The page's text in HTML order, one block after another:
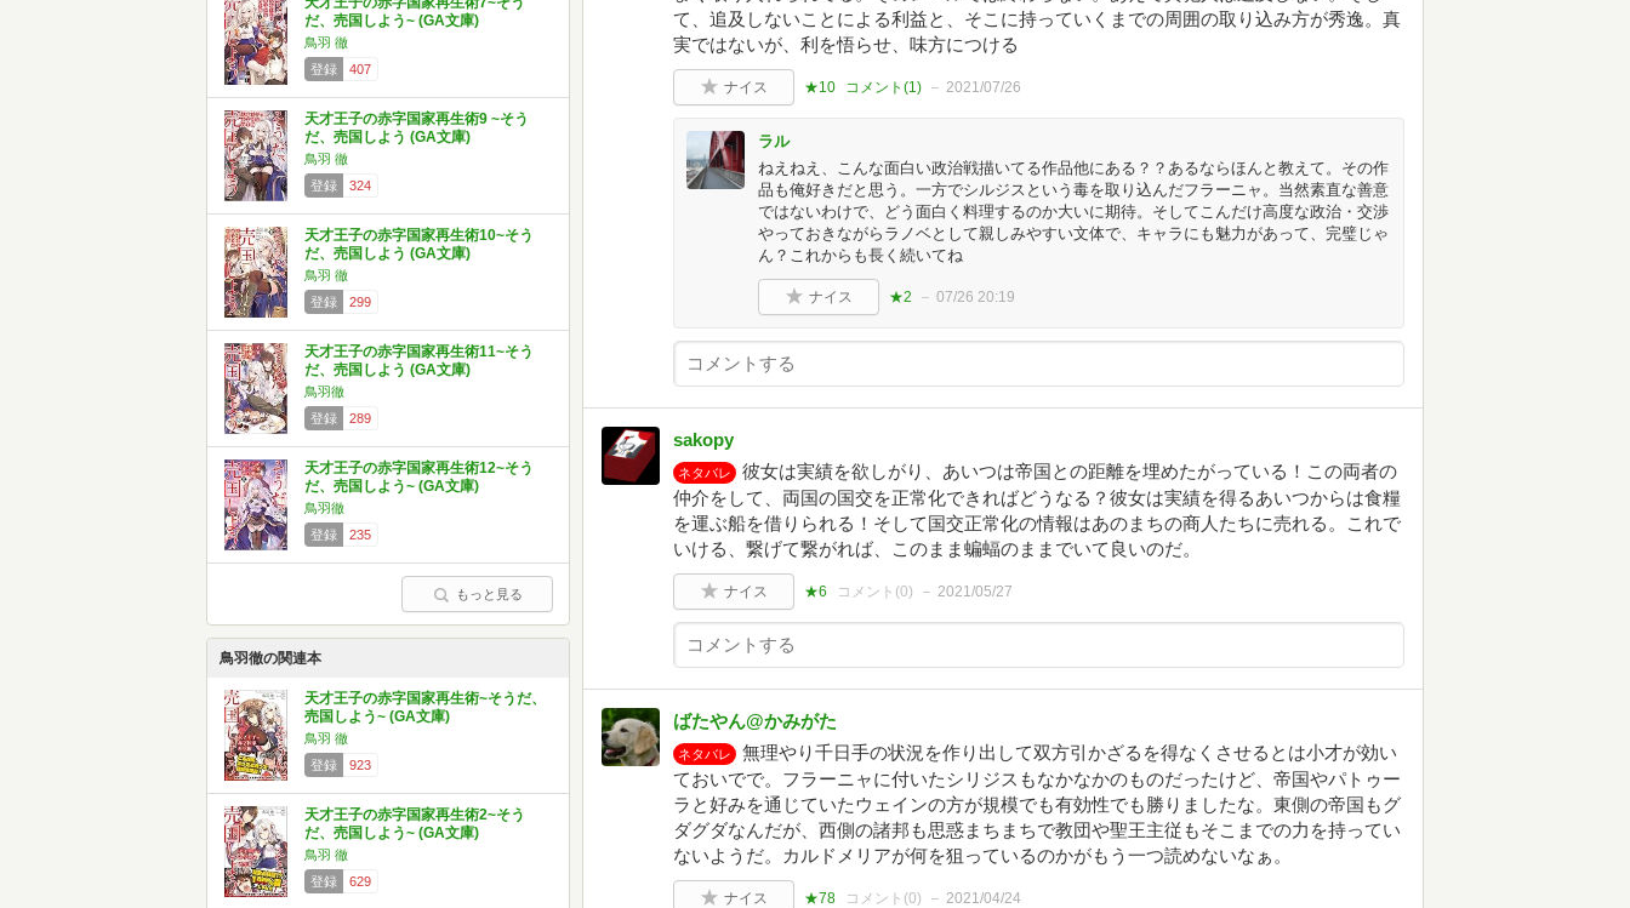
だ、売国しよう~ (GA文庫)
鳥羽 徹
登録
407
天才王子の赤字国家再生術9 ~そう
だ、売国しよう (GA文庫)
鳥羽 徹
登録
324
天才王子の赤字国家再生術10~そう
だ、売国しよう (GA文庫)
鳥羽 徹
登録
299
天才王子の赤字国家再生術11~そう
だ、売国しよう (GA文庫)
鳥羽徹
登録
289
天才王子の赤字国家再生術12~そう
だ、売国しよう~ (GA文庫)
鳥羽徹
登録
235
もっと見る
鳥羽徹の関連本
天才王子の赤字国家再生術~そうだ、
売国しよう~ (GA文庫)
鳥羽 徹
登録
923
天才王子の赤字国家再生術2~そう
だ、売国しよう~ (GA文庫)
鳥羽 徹
登録
629
て、追及しないことによる利益と、そこに持っていくまでの周囲の取り込み方が秀逸。真
実ではないが、利を悟らせ、味方につける
ナイス ★10 コメント(1) 2021/07/26
ラル
ねえねえ、こんな面白い政治戦描いてる作品他にある？？あるならほんと教えて。その作
品も俺好きだと思う。一方でシルジスという毒を取り込んだフラーニャ。当然素直な善意
ではないわけで、どう面白く料理するのか大いに期待。そしてこんだけ高度な政治・交渉
やっておきながらラノベとして親しみやすい文体で、キャラにも魅力があって、完璧じゃ
ん？これからも長く続いてね
ナイス ★2 07/26 20:19
sakopy
ネタバレ
彼女は実績を欲しがり、あいつは帝国との距離を埋めたがっている！この両者の
仲介をして、両国の国交を正常化できればどうなる？彼女は実績を得るあいつからは食糧
を運ぶ船を借りられる！そして国交正常化の情報はあのまちの商人たちに売れる。これで
いける、繋げて繋がれば、このまま蝙蝠のままでいて良いのだ。
ナイス ★6 コメント(0) 2021/05/27
ばたやん@かみがた
ネタバレ
無理やり千日手の状況を作り出して双方引かざるを得なくさせるとは小才が効い
ておいでで。フラーニャに付いたシリジスもなかなかのものだったけど、帝国やパトゥー
ラと好みを通じていたウェインの方が規模でも有効性でも勝りましたな。東側の帝国もグ
ダグダなんだが、西側の諸邦も思惑まちまちで教団や聖王主従もそこまでの力を持ってい
ないようだ。カルドメリアが何を狙っているのかがもう一つ読めないなぁ。
ナイス ★78 コメント(0) 2021/04/24